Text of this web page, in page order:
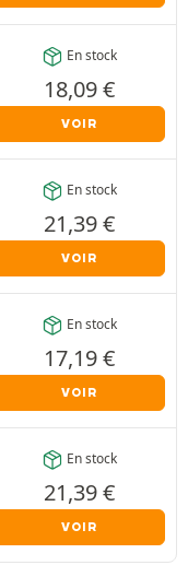
En stock
18,09€
VOIR
En stock
21,39€
VOIR
En stock
17,19€
VOIR
En stock
21,39€
VOIR